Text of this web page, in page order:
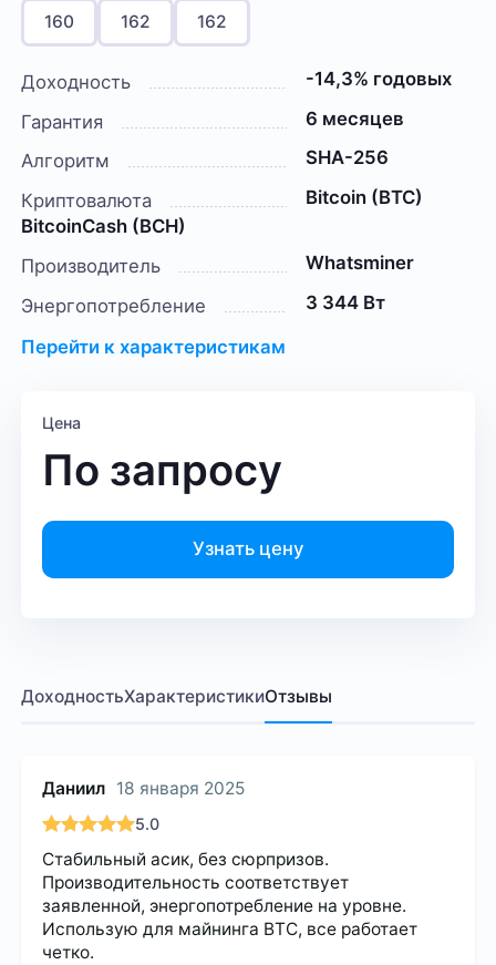
160 162 162
Доходность
-14,3% годовых
Гарантия
6 месяцев
Алгоритм
SHA-256
Криптовалюта
Bitcoin (BTC)
BitcoinCash (BCH)
Производитель
Whatsminer
Энергопотребление
3 344 Вт
Перейти к характеристикам
Цена
По запросу
Узнать цену
ДоходностьХарактеристикиОтзывы
Даниил 18 января 2025
5.0
Стабильный асик, без сюрпризов.
Производительность соответствует
заявленной, энергопотребление на уровне.
Использую для майнинга BTC, все работает
четко.